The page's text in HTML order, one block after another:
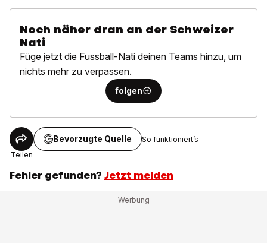
Noch näher dran an der Schweizer
Nati
Füge jetzt die Fussball-Nati deinen Teams hinzu, um
nichts mehr zu verpassen.
folgen
Teilen
Bevorzugte Quelle So funktioniert’s
Fehler gefunden? Jetzt melden